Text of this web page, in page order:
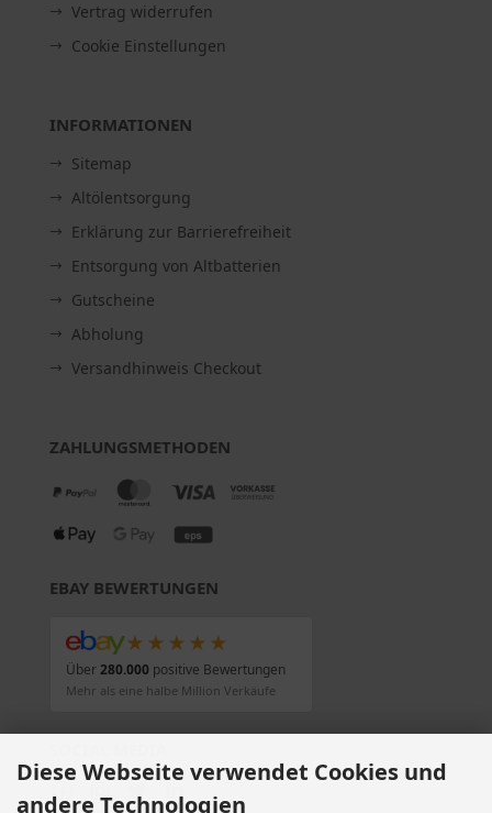
Vertrag widerrufen
Cookie Einstellungen
INFORMATIONEN
Sitemap
Altölentsorgung
Erklärung zur Barrierefreiheit
Entsorgung von Altbatterien
Gutscheine
Abholung
Versandhinweis Checkout
ZAHLUNGSMETHODEN
EBAY BEWERTUNGEN
★★★★★
Über280.000positive Bewertungen
Mehr als eine halbe Million Verkäufe
Diese Webseite verwendet Cookies und
andere Technologien